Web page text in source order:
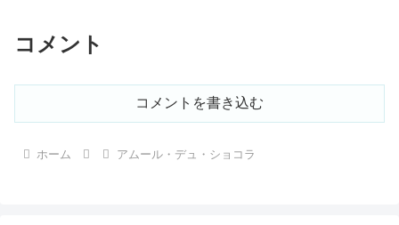
コメント
コメントを書き込む
ホーム アムール・デュ・ショコラ